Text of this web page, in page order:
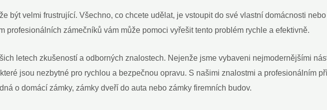
být velmi frustrující. Všechno, co chcete udělat, je vstoupit do své vlastní domácnosti
profesionálních zámečníků vám může pomoci vyřešit tento problém rychle a efektivně.
letech zkušeností a odborných znalostech. Nejenže jsme vybaveni nejmodernějšími
jsou nezbytné pro rychlou a bezpečnou opravu. S našimi znalostmi a profesionálním
o domácí zámky, zámky dveří do auta nebo zámky firemních budov.